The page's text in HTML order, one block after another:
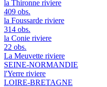
la Thironne riviere
409 obs.
la Foussarde riviere
314 obs.
la Conie riviere
22 obs.
La Meuvette riviere
SEINE-NORMANDIE
l'Yerre riviere
LOIRE-BRETAGNE